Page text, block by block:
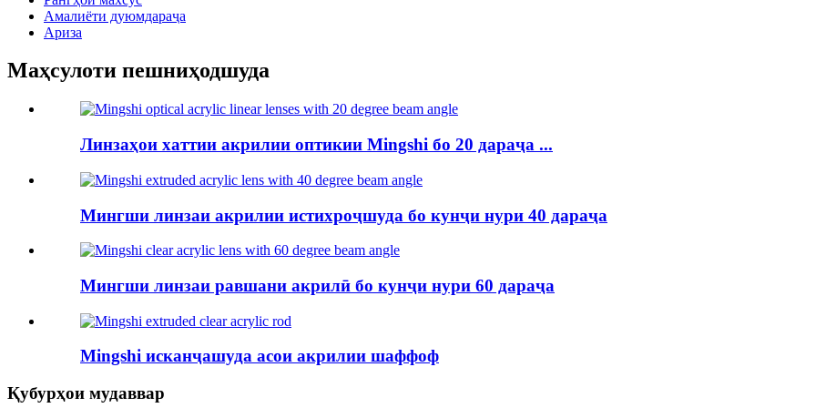
Амалиёти дуюмдараҷа
Ариза
Маҳсулоти пешниҳодшуда
Линзаҳои хаттии акрилии оптикии Mingshi бо 20 дараҷа ...
Мингши линзаи акрилии истихроҷшуда бо кунҷи нури 40 дараҷа
Мингши линзаи равшани акрилӣ бо кунҷи нури 60 дараҷа
Mingshi исканҷашуда асои акрилии шаффоф
Қубурҳои мудаввар